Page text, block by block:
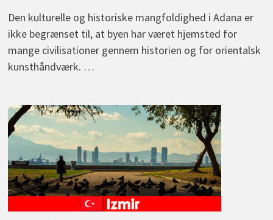
Den kulturelle og historiske mangfoldighed i Adana er
ikke begrænset til, at byen har været hjemsted for
mange civilisationer gennem historien og for orientalsk
kunsthåndværk. …